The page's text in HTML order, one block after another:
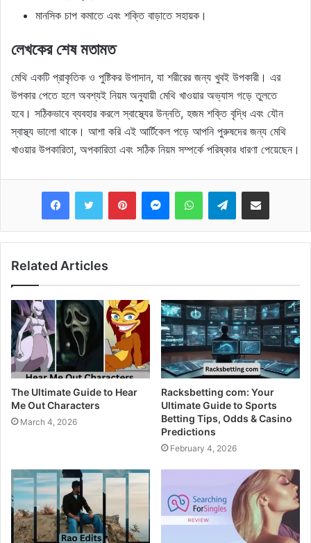
মানসিক চাপ কমাতে এবং শক্তি বাড়াতে সহায়ক।
লেখকের শেষ মতামত
মেথি একটি প্রাকৃতিক ও পুষ্টিকর উপাদান, যা শরীরের জন্য খুবই উপকারী। এর
উপকার পেতে হলে অবশ্যই নিয়ম অনুযায়ী মেথি খাওয়ার অভ্যাস গড়ে তুলতে
হবে। সঠিকভাবে ব্যবহার করলে স্বাস্থ্যের উন্নতি, হজম শক্তি বৃদ্ধি এবং যৌন
স্বাস্থ্য ভালো থাকে। আশা করি এই আর্টিকেল পড়ে আপনি পুরুষদের জন্য মেথি
খাওয়ার উপকারিতা, অপকারিতা এবং সঠিক নিয়ম সম্পর্কে পরিষ্কার ধারণা পেয়েছেন।
PinterestMessengerWhatsAppTelegramShare via Email
Related Articles
The Ultimate Guide to Hear
Me Out Characters
March 4, 2026
Racksbetting com: Your
Ultimate Guide to Sports
Betting Tips, Odds & Casino
Predictions
February 4, 2026